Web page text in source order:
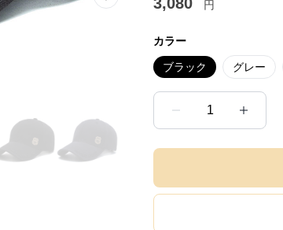
Next slide 円
カラー
ブラック グレー
1